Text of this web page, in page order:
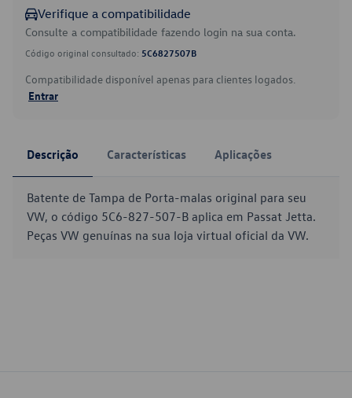
Verifique a compatibilidade
Consulte a compatibilidade fazendo login na sua conta.
Código original consultado: 5C6827507B
Compatibilidade disponível apenas para clientes logados.
Entrar
Descrição Características Aplicações
Batente de Tampa de Porta-malas original para seu
VW, o código 5C6-827-507-B aplica em Passat Jetta.
Peças VW genuínas na sua loja virtual oficial da VW.